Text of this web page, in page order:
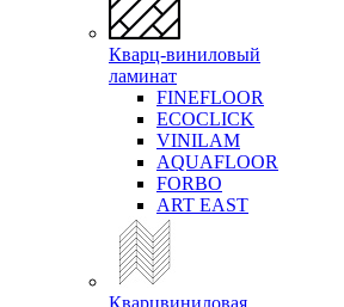
Кварц-виниловый
ламинат
FINEFLOOR
ECOCLICK
VINILAM
AQUAFLOOR
FORBO
ART EAST
Кварцвиниловая